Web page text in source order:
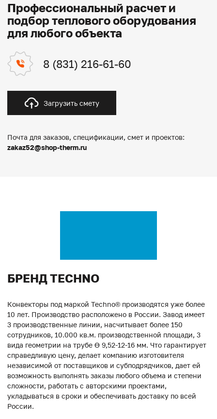
Профессиональный расчет и
подбор теплового оборудования
для любого объекта
8 (831) 216-61-60
Загрузить смету
Почта для заказов, спецификации, смет и проектов:
zakaz52@shop-therm.ru
БРЕНД TECHNO
Конвекторы под маркой Techno® производятся уже более
10 лет. Производство расположено в России. Завод имеет
3 производственные линии, насчитывает более 150
сотрудников, 10.000 кв.м. производственной площади, 3
вида геометрии на трубе ϴ 9,52-12-16 мм. Что гарантирует
справедливую цену, делает компанию изготовителя
независимой от поставщиков и субподрядчиков, дает ей
возможность выполнять заказы любого объема и степени
сложности, работать с авторскими проектами,
укладываться в сроки и обеспечивать доставку по всей
России.